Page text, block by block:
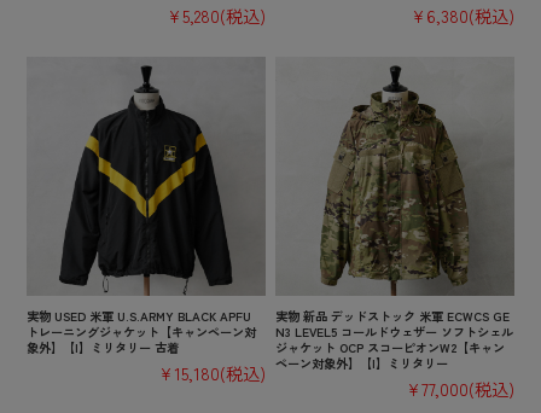
¥5,280(税込) ¥6,380(税込)
実物 USED 米軍 U.S.ARMY BLACK APFU
トレーニングジャケット【キャンペーン対
象外】【I】ミリタリー 古着
¥15,180(税込)
実物 新品 デッドストック 米軍 ECWCS GE
N3 LEVEL5 コールドウェザー ソフトシェル
ジャケット OCP スコーピオンW2【キャン
ペーン対象外】【I】ミリタリー
¥77,000(税込)